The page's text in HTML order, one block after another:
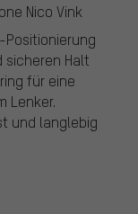
Nico Vink
Halt
für eine
Lenker.
und langlebig